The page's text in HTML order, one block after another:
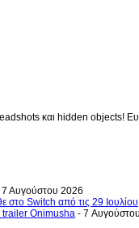
και hidden objects!
7 Αυγούστου 2026
στο Switch από τις 29 Ιουλίου
trailer Onimusha - 7